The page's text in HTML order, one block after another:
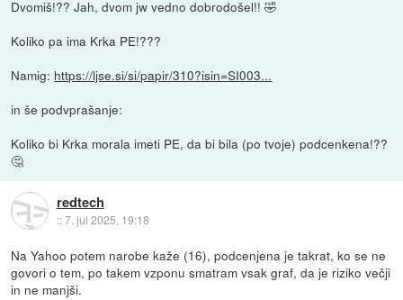
Dvomiš!?? Jah, dvom jw vedno dobrodošel!! 🤣
Koliko pa ima Krka PE!???
Namig: https://ljse.si/si/papir/310?isin=SI003...
in še podvprašanje:
Koliko bi Krka morala imeti PE, da bi bila (po tvoje) podcenkena!??
🤔
redtech
::7. jul 2025, 19:18
Na Yahoo potem narobe kaže (16), podcenjena je takrat, ko se ne
govori o tem, po takem vzponu smatram vsak graf, da je riziko večji
in ne manjši.